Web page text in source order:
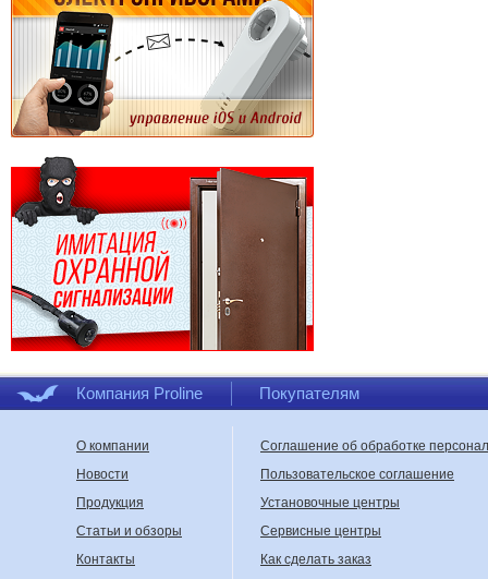
Компания Proline Покупателям
О компании
Новости
Продукция
Статьи и обзоры
Контакты
Соглашение об обработке
Пользовательское соглашение
Установочные центры
Сервисные центры
Как сделать заказ